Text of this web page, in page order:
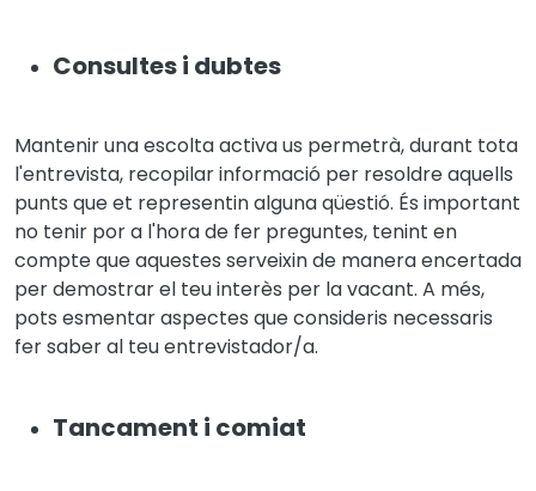
Consultes i dubtes
Mantenir una escolta activa us permetrà, durant tota
l'entrevista, recopilar informació per resoldre aquells
punts que et representin alguna qüestió. És important
no tenir por a l'hora de fer preguntes, tenint en
compte que aquestes serveixin de manera encertada
per demostrar el teu interès per la vacant. A més,
pots esmentar aspectes que consideris necessaris
fer saber al teu entrevistador/a.
Tancament i comiat